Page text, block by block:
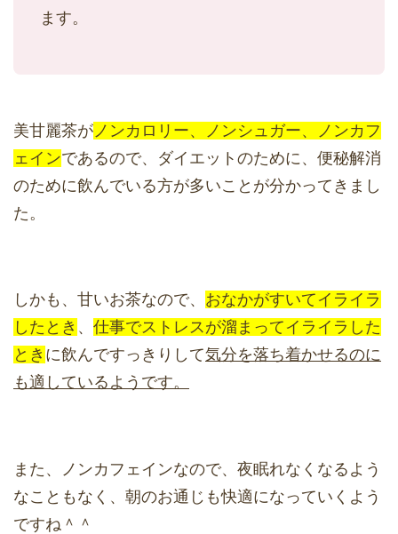
ます。
美甘麗茶がノンカロリー、ノンシュガー、ノンカフ
ェインであるので、ダイエットのために、便秘解消
のために飲んでいる方が多いことが分かってきまし
た。
しかも、甘いお茶なので、 おなかがすいてイライラ
したとき 、 仕事でストレスが溜まってイライラした
とき に飲んですっきりして気分を落ち着かせるのに
も適しているようです。
また、ノンカフェインなので、夜眠れなくなるよう
なこともなく、朝のお通じも快適になっていくよう
ですね＾＾